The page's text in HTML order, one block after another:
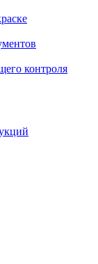
контроля